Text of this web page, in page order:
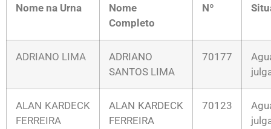
Nome na Urna
Nome
Completo
Nº
ADRIANO LIMA
ADRIANO
SANTOS LIMA
70177
ALAN KARDECK
FERREIRA
ALAN KARDECK
FERREIRA
70123